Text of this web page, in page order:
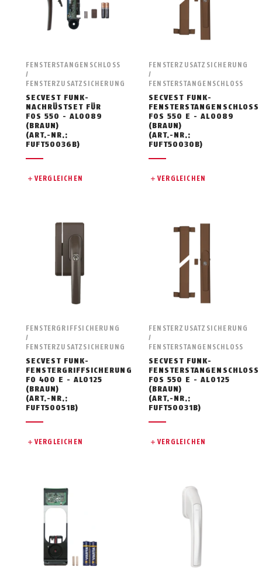
FENSTERSTANGENSCHLOSS
/
FENSTERZUSATZSICHERUNG
SECVEST FUNK-
NACHRÜSTSET FÜR
FOS 550 - AL0089
(BRAUN)
(ART.-NR.:
FUFT50036B)
VERGLEICHEN
FENSTERZUSATZSICHERUNG
/
FENSTERSTANGENSCHLOSS
SECVEST FUNK-
FENSTERSTANGENSCHLOSS
FOS 550 E - AL0089
(BRAUN)
(ART.-NR.:
FUFT50030B)
VERGLEICHEN
FENSTERGRIFFSICHERUNG
/
FENSTERZUSATZSICHERUNG
SECVEST FUNK-
FENSTERGRIFFSICHERUNG
FO 400 E - AL0125
(BRAUN)
(ART.-NR.:
FUFT50051B)
VERGLEICHEN
FENSTERZUSATZSICHERUNG
/
FENSTERSTANGENSCHLOSS
SECVEST FUNK-
FENSTERSTANGENSCHLOSS
FOS 550 E - AL0125
(BRAUN)
(ART.-NR.:
FUFT50031B)
VERGLEICHEN